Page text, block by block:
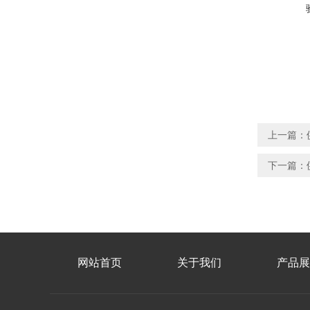
上一篇：
下一篇：
网站首页 关于我们 产品